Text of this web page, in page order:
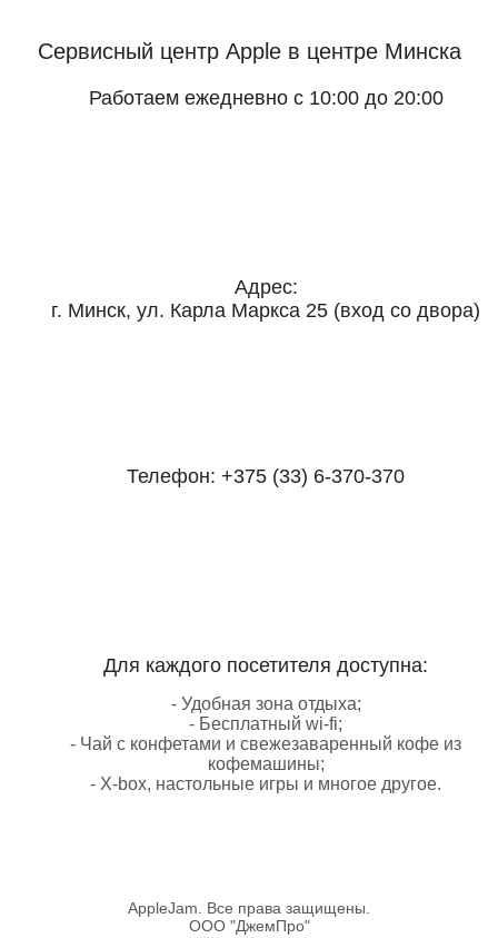
Сервисный центр Appleв центре Минска
Работаем ежедневно с 10:00 до 20:00
Адрес:
г. Минск, ул. Карла Маркса 25 (вход со двора)
Телефон: +375 (33) 6-370-370
Для каждого посетителя доступна:
- Удобная зона отдыха;
- Бесплатный wi-fi;
- Чай с конфетами и свежезаваренный кофе из
кофемашины;
- X-box, настольные игры и многое другое.
AppleJam. Все права защищены.
ООО "ДжемПро"